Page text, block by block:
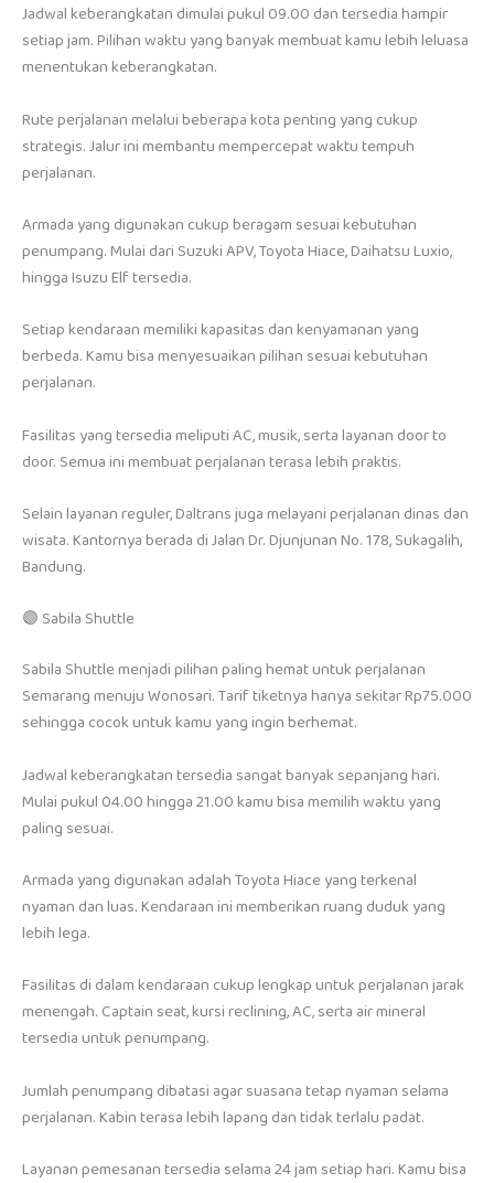
Jadwal keberangkatan dimulai pukul 09.00 dan tersedia hampir
setiap jam. Pilihan waktu yang banyak membuat kamu lebih leluasa
menentukan keberangkatan.
Rute perjalanan melalui beberapa kota penting yang cukup
strategis. Jalur ini membantu mempercepat waktu tempuh
perjalanan.
Armada yang digunakan cukup beragam sesuai kebutuhan
penumpang. Mulai dari Suzuki APV, Toyota Hiace, Daihatsu Luxio,
hingga Isuzu Elf tersedia.
Setiap kendaraan memiliki kapasitas dan kenyamanan yang
berbeda. Kamu bisa menyesuaikan pilihan sesuai kebutuhan
perjalanan.
Fasilitas yang tersedia meliputi AC, musik, serta layanan door to
door. Semua ini membuat perjalanan terasa lebih praktis.
Selain layanan reguler, Daltrans juga melayani perjalanan dinas dan
wisata. Kantornya berada di Jalan Dr. Djunjunan No. 178, Sukagalih,
Bandung.
🟣 Sabila Shuttle
Sabila Shuttle menjadi pilihan paling hemat untuk perjalanan
Semarang menuju Wonosari. Tarif tiketnya hanya sekitar Rp75.000
sehingga cocok untuk kamu yang ingin berhemat.
Jadwal keberangkatan tersedia sangat banyak sepanjang hari.
Mulai pukul 04.00 hingga 21.00 kamu bisa memilih waktu yang
paling sesuai.
Armada yang digunakan adalah Toyota Hiace yang terkenal
nyaman dan luas. Kendaraan ini memberikan ruang duduk yang
lebih lega.
Fasilitas di dalam kendaraan cukup lengkap untuk perjalanan jarak
menengah. Captain seat, kursi reclining, AC, serta air mineral
tersedia untuk penumpang.
Jumlah penumpang dibatasi agar suasana tetap nyaman selama
perjalanan. Kabin terasa lebih lapang dan tidak terlalu padat.
Layanan pemesanan tersedia selama 24 jam setiap hari. Kamu bisa